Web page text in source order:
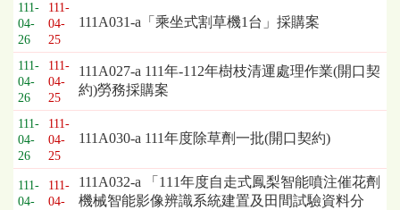
項
111-
04-
26
111-
04-
25
111A031-a「乘坐式割草機1台」採購案
111-
04-
26
111-
04-
25
111A027-a 111年-112年樹枝清運處理作業(開口契
約)勞務採購案
111-
04-
26
111-
04-
25
111A030-a 111年度除草劑一批(開口契約)
111-
04-
111-
04-
111A032-a 「111年度自走式鳳梨智能噴注催花劑
機械智能影像辨識系統建置及田間試驗資料分